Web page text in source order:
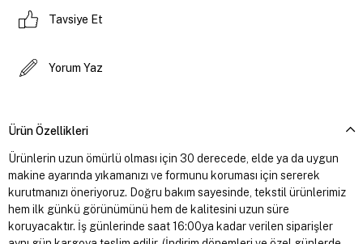
Tavsiye Et
Yorum Yaz
Ürün Özellikleri
Ürünlerin uzun ömürlü olması için 30 derecede, elde ya da uygun
makine ayarında yıkamanızı ve formunu koruması için sererek
kurutmanızı öneriyoruz. Doğru bakım sayesinde, tekstil ürünlerimiz
hem ilk günkü görünümünü hem de kalitesini uzun süre
koruyacaktır. İş günlerinde saat 16:00ya kadar verilen siparişler